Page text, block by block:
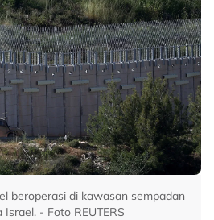
beroperasi di kawasan sempadan
- Foto REUTERS